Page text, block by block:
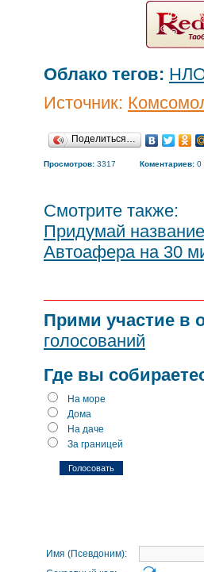
Облако тегов:
Источник:
Поделиться…
Просмотров: 3317 Коментариев: 0
Смотрите также:
Придумай
Автоафера на 30
Прими участие в
голосований
Где вы
На море
Дома
На даче
За границей
Имя (Псевдоним):